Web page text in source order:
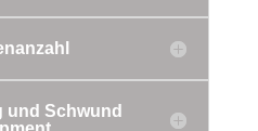
und Schwund